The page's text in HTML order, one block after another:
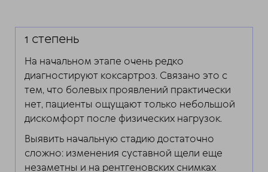
1 степень
На начальном этапе очень редко
диагностируют коксартроз. Связано это с
тем, что болевых проявлений практически
нет, пациенты ощущают только небольшой
дискомфорт после физических нагрузок.
Выявить начальную стадию достаточно
сложно: изменения суставной щели еще
незаметны и на рентгеновских снимках